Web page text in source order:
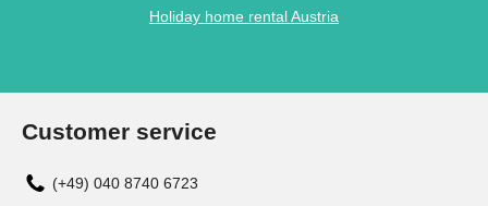
Holiday home rental Austria
Customer service
(+49) 040 8740 6723